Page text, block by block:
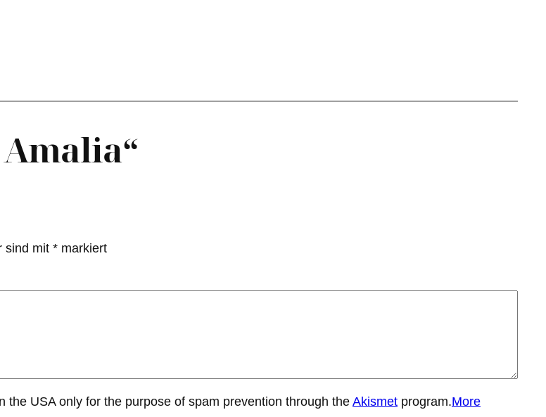
sind mit * markiert
USA only for the purpose of spam prevention through the Akismet program.More